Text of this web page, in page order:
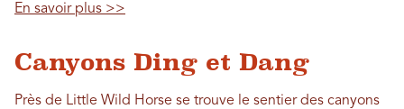
En savoir plus >>
Canyons Ding et Dang
Près de Little Wild Horse se trouve le sentier des canyons